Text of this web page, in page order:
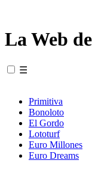
La Web
☰
Primitiva
Bonoloto
El Gordo
Lototurf
Euro Millones
Euro Dreams